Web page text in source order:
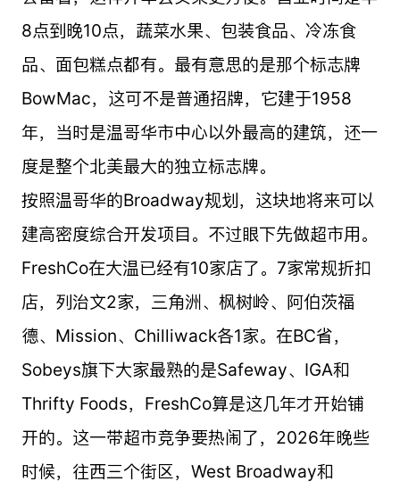
8点到晚10点，蔬菜水果、包装食品、冷冻食
品、面包糕点都有。最有意思的是那个标志牌
BowMac，这可不是普通招牌，它建于1958
年，当时是温哥华市中心以外最高的建筑，还一
度是整个北美最大的独立标志牌。
按照温哥华的Broadway规划，这块地将来可以
建高密度综合开发项目。不过眼下先做超市用。
FreshCo在大温已经有10家店了。7家常规折扣
店，列治文2家，三角洲、枫树岭、阿伯茨福
德、Mission、Chilliwack各1家。在BC省，
Sobeys旗下大家最熟的是Safeway、IGA和
Thrifty Foods，FreshCo算是这几年才开始铺
开的。这一带超市竞争要热闹了，2026年晚些
时候，往西三个街区，West Broadway和